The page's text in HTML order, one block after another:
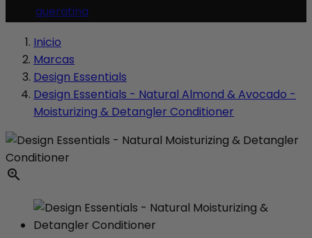
queratina
Inicio
Marcas
Design Essentials
Design Essentials - Natural Almond & Avocado -
Moisturizing & Detangler Conditioner
